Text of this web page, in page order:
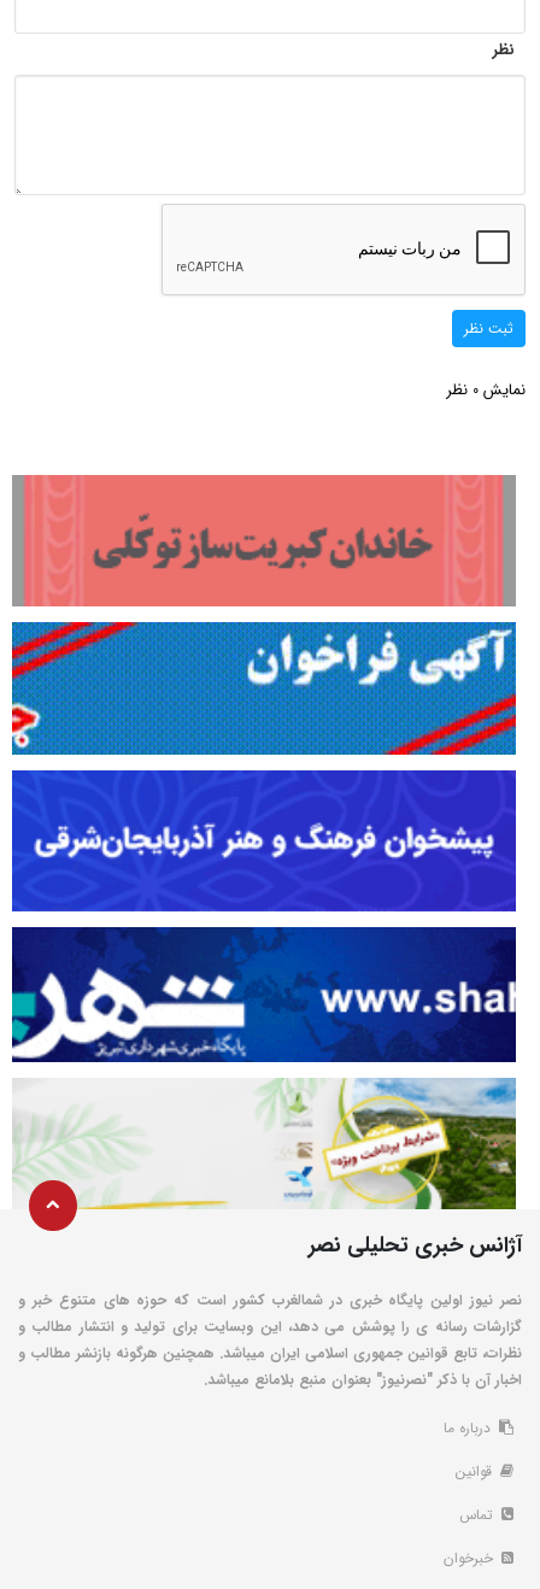
نظر
ثبت نظر
نمایش 0 نظر
آژانس خبری تحلیلی نصر
نصر نیوز اولین پایگاه خبری در شمالغرب کشور است که حوزه های متنوع خبر و
گزارشات رسانه ی را پوشش می دهد، این وبسایت برای تولید و انتشار مطالب و
نظرات، تابع قوانین جمهوری اسلامی ایران میباشد. همچنین هرگونه بازنشر مطالب و
اخبار آن با ذکر "نصرنیوز" بعنوان منبع بلامانع میباشد.
درباره ما
قوانین
تماس
خبرخوان